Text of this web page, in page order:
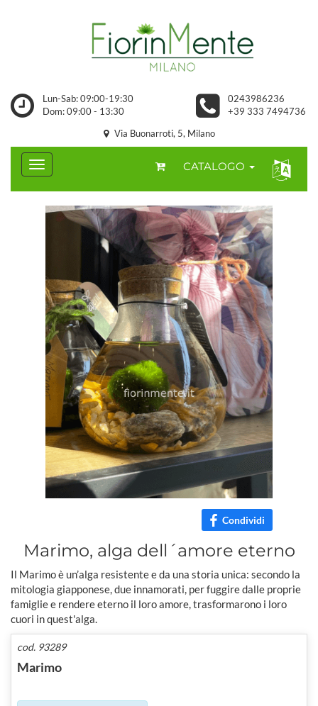
Lun-Sab: 09:00-19:30
Dom: 09:00 - 13:30
0243986236
+39 333 7494736
Via Buonarroti, 5, Milano
CATALOGO
Condividi
Marimo, alga dell´amore eterno
Il Marimo è un’alga resistente e da una storia unica: secondo la
mitologia giapponese, due innamorati, per fuggire dalle proprie
famiglie e rendere eterno il loro amore, trasformarono i loro
cuori in quest'alga.
cod. 93289
Marimo